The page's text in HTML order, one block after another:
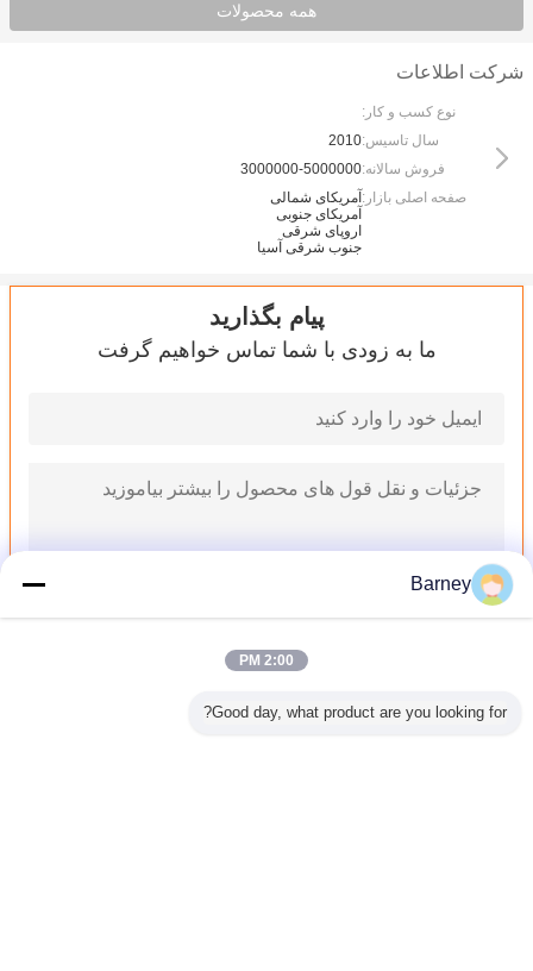
همه محصولات
شرکت اطلاعات
نوع کسب و کار:
سال تاسیس:2010
فروش سالانه:3000000-5000000
صفحه اصلی بازار: آمریکای شمالی
آمریکای جنوبی
اروپای شرقی
جنوب شرقی آسیا
پیام بگذارید
ما به زودی با شما تماس خواهیم گرفت
اجاق گاز خشک کن اجباری SUS304 ، دستگاه تمیز کردن میوه راحت و تمیز
Barney
2:00 PM
Good day, what product are you looking for?